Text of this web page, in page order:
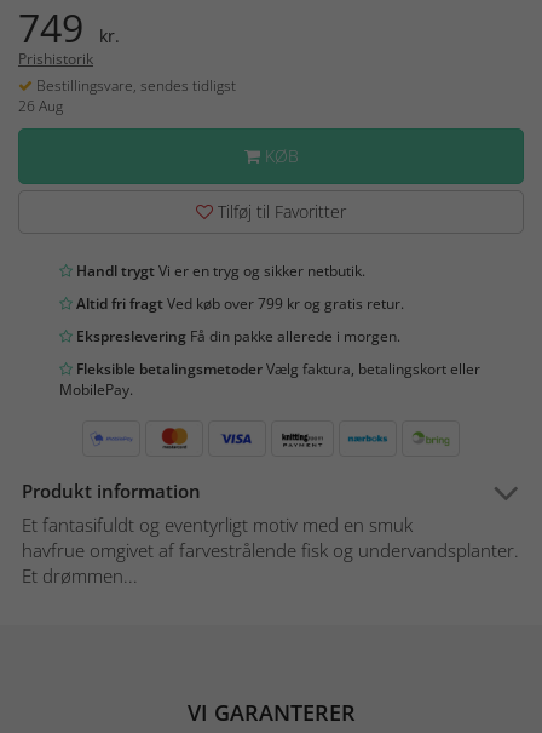
749 kr.
Prishistorik
Bestillingsvare, sendes tidligst
26 Aug
KØB
Tilføj til Favoritter
Handl trygtVi er en tryg og sikker netbutik.
Altid fri fragtVed køb over 799 kr og gratis retur.
Ekspreslevering Få din pakke allerede i morgen.
Fleksible betalingsmetoderVælg faktura, betalingskort eller
MobilePay.
Produkt information
Et fantasifuldt og eventyrligt motiv med en smuk
havfrue omgivet af farvestrålende fisk og undervandsplanter.
Et drømmen...
VI GARANTERER